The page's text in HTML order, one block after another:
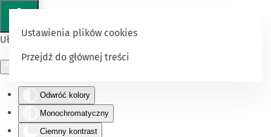
Ułatwienia dostępu
Odwróć kolory
Monochromatyczny
Ciemny kontrast
Ustawienia plików cookies
Przejdź do głównej treści